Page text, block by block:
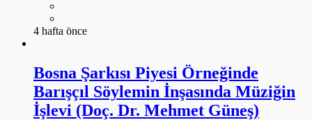
4 hafta önce
Bosna Şarkısı Piyesi Örneğinde
Barışçıl Söylemin İnşasında Müziğin
İşlevi (Doç. Dr. Mehmet Güneş)